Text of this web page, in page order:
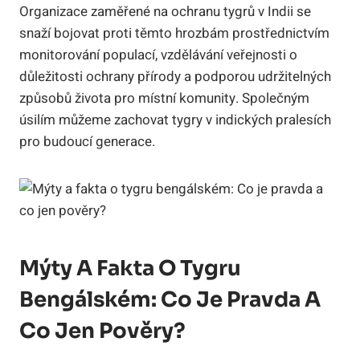
Organizace zaměřené na ochranu tygrů v Indii se
snaží bojovat proti těmto hrozbám prostřednictvím
monitorování populací, vzdělávání veřejnosti o
důležitosti ochrany přírody a podporou udržitelných
způsobů života pro místní komunity. Společným
úsilím můžeme zachovat tygry v indických pralesích
pro budoucí generace.
Mýty A Fakta O Tygru
Bengálském: Co Je Pravda A
Co Jen Pověry?